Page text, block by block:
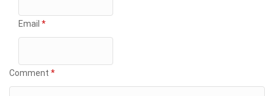
Email *
Comment *